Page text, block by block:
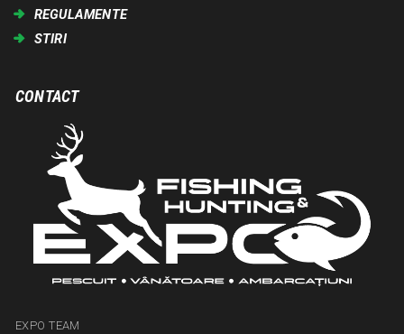
REGULAMENTE
STIRI
CONTACT
EXPO TEAM